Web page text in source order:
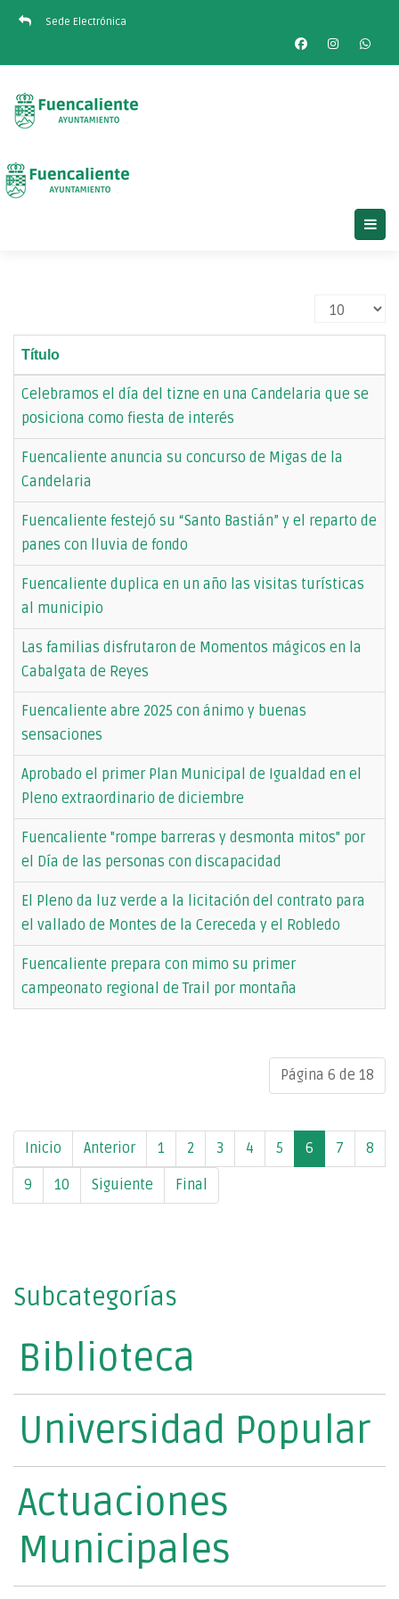
Sede Electrónica
Cantidad
Título
Celebramos el día del tizne en una Candelaria que se
posiciona como fiesta de interés
Fuencaliente anuncia su concurso de Migas de la
Candelaria
Fuencaliente festejó su “Santo Bastián” y el reparto de
panes con lluvia de fondo
Fuencaliente duplica en un año las visitas turísticas
al municipio
Las familias disfrutaron de Momentos mágicos en la
Cabalgata de Reyes
Fuencaliente abre 2025 con ánimo y buenas
sensaciones
Aprobado el primer Plan Municipal de Igualdad en el
Pleno extraordinario de diciembre
Fuencaliente "rompe barreras y desmonta mitos" por
el Día de las personas con discapacidad
El Pleno da luz verde a la licitación del contrato para
el vallado de Montes de la Cereceda y el Robledo
Fuencaliente prepara con mimo su primer
campeonato regional de Trail por montaña
Página 6 de 18
Inicio Anterior 1 2 3 4 5 6 7 8
9 10 Siguiente Final
Subcategorías
Biblioteca
Universidad Popular
Actuaciones
Municipales